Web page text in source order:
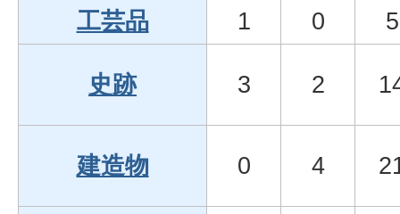
工芸品
1 0 5
史跡 3 2
建造物 0 4